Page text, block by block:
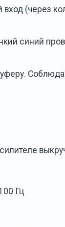
(через
синий
Гц